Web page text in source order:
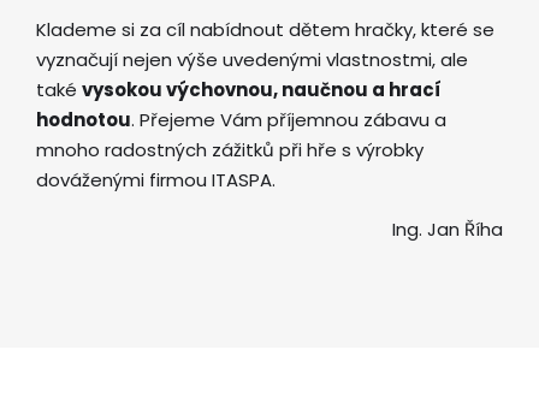
Klademe si za cíl nabídnout dětem hračky, které se
vyznačují nejen výše uvedenými vlastnostmi, ale
také vysokou výchovnou, naučnou a hrací
hodnotou. Přejeme Vám příjemnou zábavu a
mnoho radostných zážitků při hře s výrobky
dováženými firmou ITASPA.
Ing. Jan Říha